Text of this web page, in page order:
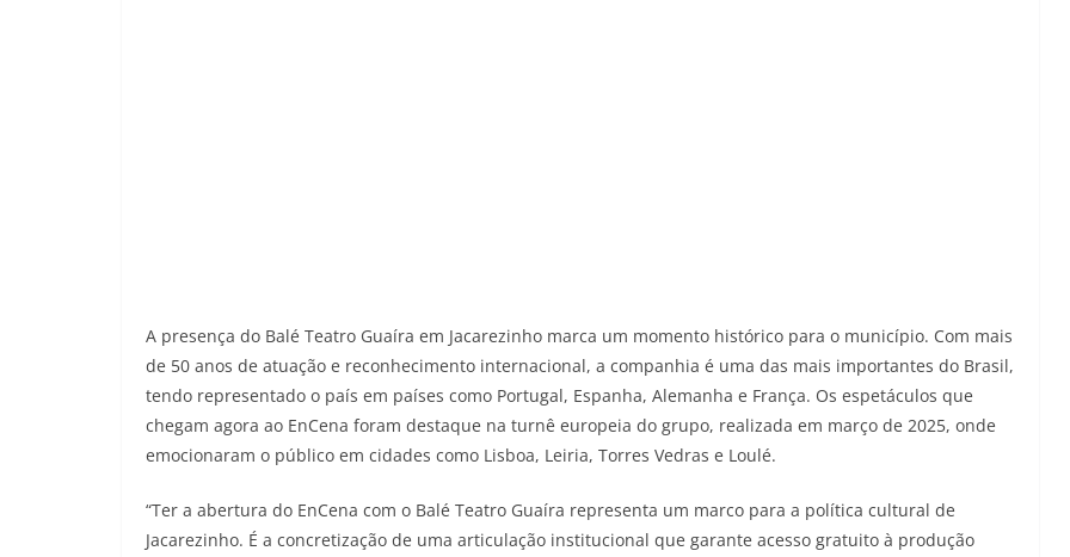
A presença do Balé Teatro Guaíra em Jacarezinho marca um momento histórico para o município. Com mais
de 50 anos de atuação e reconhecimento internacional, a companhia é uma das mais importantes do Brasil,
tendo representado o país em países como Portugal, Espanha, Alemanha e França. Os espetáculos que
chegam agora ao EnCena foram destaque na turnê europeia do grupo, realizada em março de 2025, onde
emocionaram o público em cidades como Lisboa, Leiria, Torres Vedras e Loulé.
“Ter a abertura do EnCena com o Balé Teatro Guaíra representa um marco para a política cultural de
Jacarezinho. É a concretização de uma articulação institucional que garante acesso gratuito à produção